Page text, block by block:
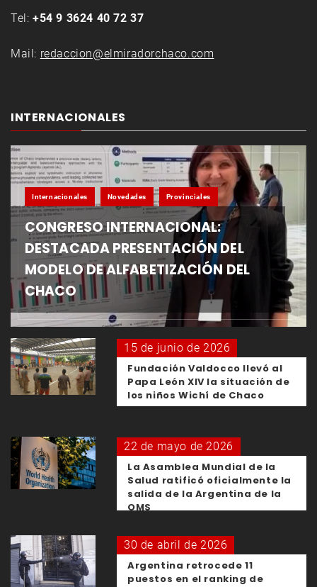
Tel: +54 9 3624 40 72 37
Mail: redaccion@elmiradorchaco.com
INTERNACIONALES
Internacionales Novedades Provinciales
CONGRESO INTERNACIONAL:
DESTACADA PRESENTACIÓN DEL
MODELO DE ALFABETIZACIÓN DEL
CHACO
15 de junio de 2026
Fundación Valdocco llevó al
Papa León XIV la situación de
los niños Wichí de Chaco
22 de mayo de 2026
La Asamblea Mundial de la
Salud ratificó oficialmente la
salida de la Argentina de la
OMS
30 de abril de 2026
Argentina retrocede 11
puestos en el ranking de